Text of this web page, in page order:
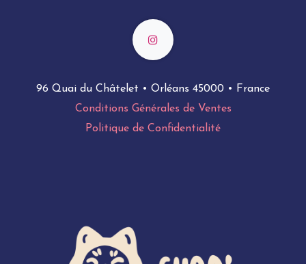
96 Quai du Châtelet • Orléans 45000 • France
Conditions Générales de Ventes
Politique de Confidentialité